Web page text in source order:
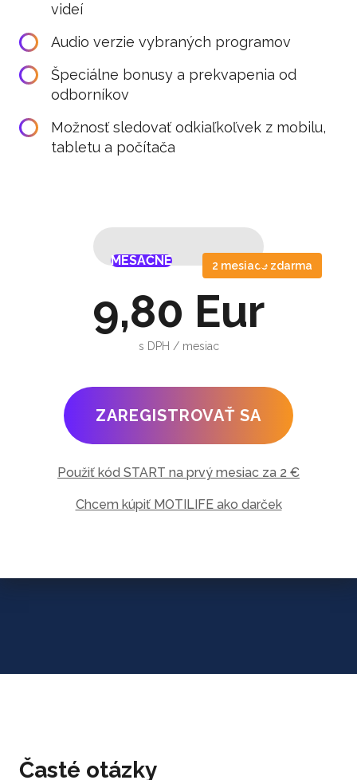
videí
Audio verzie vybraných programov
Špeciálne bonusy a prekvapenia od
odborníkov
Možnosť sledovať odkiaľkoľvek z mobilu,
tabletu a počítača
MESAČNE
ROČNE
2 mesiace zdarma
9,80 Eur
s DPH / mesiac
ZAREGISTROVAŤ SA
Použiť kód START na prvý mesiac za 2 €
Chcem kúpiť MOTILIFE ako darček
Časté otázky